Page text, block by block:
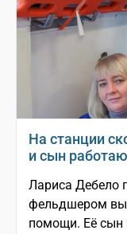
На станции
и сын
Лариса Дебело
фельдшером
помощи. Её сын